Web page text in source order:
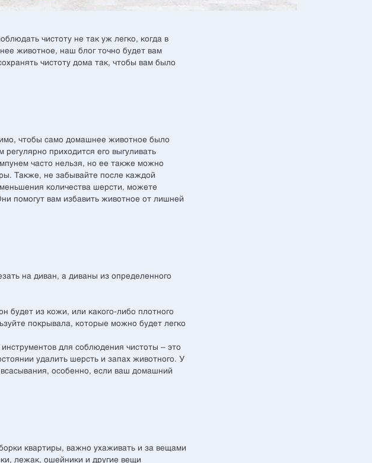
чистоту не так уж легко, когда в
животное, наш блог точно будет вам
чистоту дома так, чтобы вам было
чтобы само домашнее животное было
приходится его выгуливать
часто нельзя, но ее также можно
Также, не забывайте после каждой
количества шерсти, можете
помогут вам избавить животное от лишней
на диван, а диваны из определенного
будет из кожи, или какого-либо плотного
покрывала, которые можно будет легко
для соблюдения чистоты – это
удалить шерсть и запах животного. У
особенно, если ваш домашний
квартиры, важно ухаживать и за вещами
лежак, ошейники и другие вещи